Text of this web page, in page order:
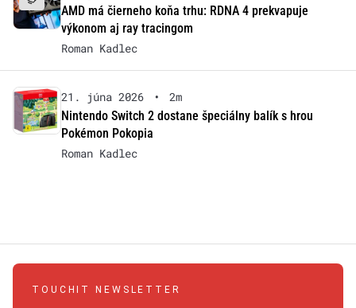
AMD má čierneho koňa trhu: RDNA 4 prekvapuje
výkonom aj ray tracingom
Roman Kadlec
21. júna 2026 •
2m
Nintendo Switch 2 dostane špeciálny balík s hrou
Pokémon Pokopia
Roman Kadlec
TOUCHIT NEWSLETTER